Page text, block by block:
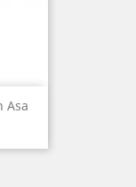
Asa